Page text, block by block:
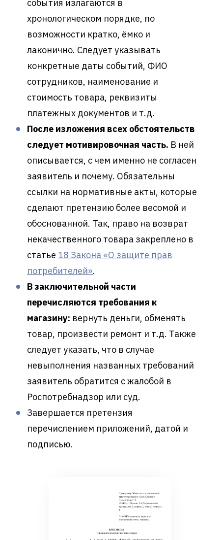
события излагаются в
хронологическом порядке, по
возможности кратко, ёмко и
лаконично. Следует указывать
конкретные даты событий, ФИО
сотрудников, наименование и
стоимость товара, реквизиты
платежных документов и т.д.
После изложения всех обстоятельств
следует мотивировочная часть. В ней
описывается, с чем именно не согласен
заявитель и почему. Обязательны
ссылки на нормативные акты, которые
сделают претензию более весомой и
обоснованной. Так, право на возврат
некачественного товара закреплено в
статье 18 Закона «О защите прав
потребителей».
В заключительной части
перечисляются требования к
магазину: вернуть деньги, обменять
товар, произвести ремонт и т.д. Также
следует указать, что в случае
невыполнения названных требований
заявитель обратится с жалобой в
Роспотребнадзор или суд.
Завершается претензия
перечислением приложений, датой и
подписью.